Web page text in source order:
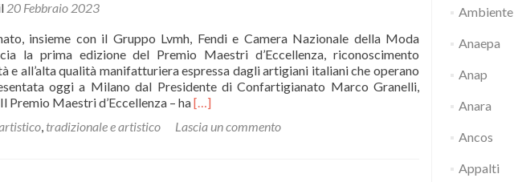
Nazionale
Italiana.
Candidature
partenza
20 Febbraio 2023
insieme con il Gruppo Lvmh, Fendi e Camera Nazionale della Moda
la prima edizione del Premio Maestri d’Eccellenza, riconoscimento
e all’alta qualità manifatturiera espressa dagli artigiani italiani che operano
oggi a Milano dal Presidente di Confartigianato Marco Granelli,
Premio Maestri d’Eccellenza – haLeggi
piùMADE
[…]
, tradizionale e artistico Lascia un commento
Ambiente
Anaepa
Anap
Anara
Ancos
Appalti